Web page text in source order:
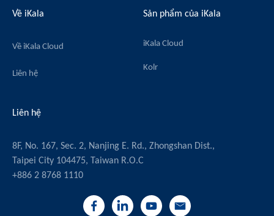
Về iKala
Về iKala Cloud
Liên hệ
Sản phẩm của iKala
iKala Cloud
Kolr
Liên hệ
8F, No. 167, Sec. 2, Nanjing E. Rd., Zhongshan Dist.,
Taipei City 104475, Taiwan R.O.C
+886 2 8768 1110